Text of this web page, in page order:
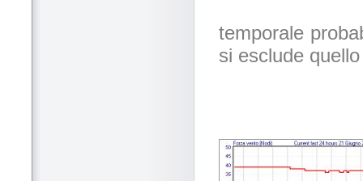
temporale
si esclude